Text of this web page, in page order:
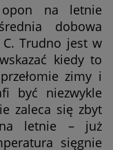
na letnie
dobowa
Trudno jest w
kiedy to
zimy i
być niezwykle
zaleca się zbyt
na letnie – już
sięgnie